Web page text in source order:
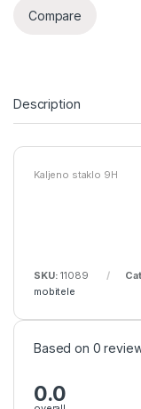
Compare
Description
Kaljeno staklo 9H
SKU:11089
mobitele
Based on 0
0.0